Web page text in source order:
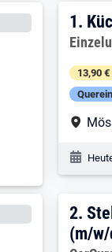
1.
1.
13,90
2.
2.
(m/